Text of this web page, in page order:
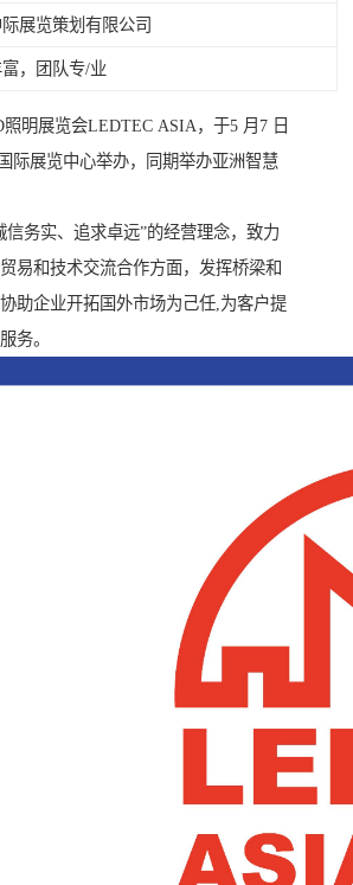
展览策划有限公司
，团队专/业
明展览会LEDTEC ASIA，于5 月7 日
际展览中心举办，同期举办亚洲智慧
信务实、追求卓远”的经营理念，致力
易和技术交流合作方面，发挥桥梁和
助企业开拓国外市场为己任,为客户提
务。